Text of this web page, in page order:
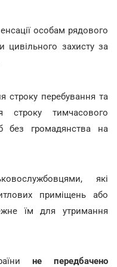
особам рядового
цивільного захисту за
строку перебування та
строку тимчасового
без громадянства на
які
приміщень або
їм для утримання
не передбачено